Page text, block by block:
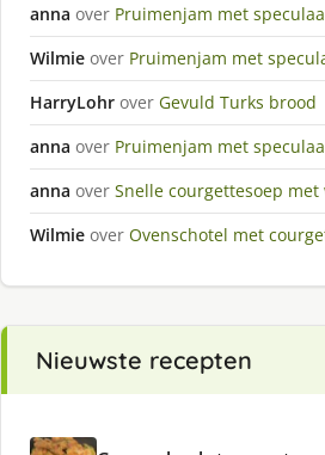
anna over Pruimenjam met
Wilmie over Pruimenjam met
HarryLohr over Gevuld Turks brood
anna over Pruimenjam met
anna over Snelle courgettesoep met
Wilmie over Ovenschotel met
Nieuwste recepten